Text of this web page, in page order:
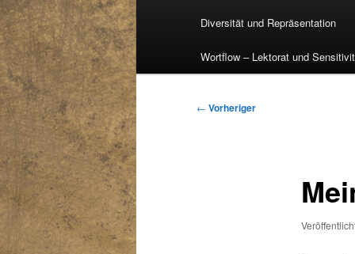
Diversität und Repräsentation
Wortflow – Lektorat und
Beitragsnavigation
← Vorheriger